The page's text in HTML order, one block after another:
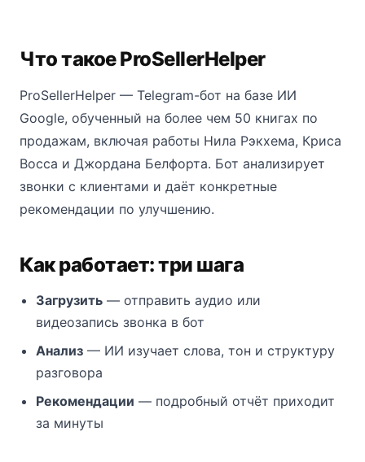
Что такое ProSellerHelper
ProSellerHelper — Telegram-бот на базе ИИ
Google, обученный на более чем 50 книгах по
продажам, включая работы Нила Рэкхема, Криса
Восса и Джордана Белфорта. Бот анализирует
звонки с клиентами и даёт конкретные
рекомендации по улучшению.
Как работает: три шага
Загрузить — отправить аудио или
видеозапись звонка в бот
Анализ — ИИ изучает слова, тон и структуру
разговора
Рекомендации — подробный отчёт приходит
за минуты